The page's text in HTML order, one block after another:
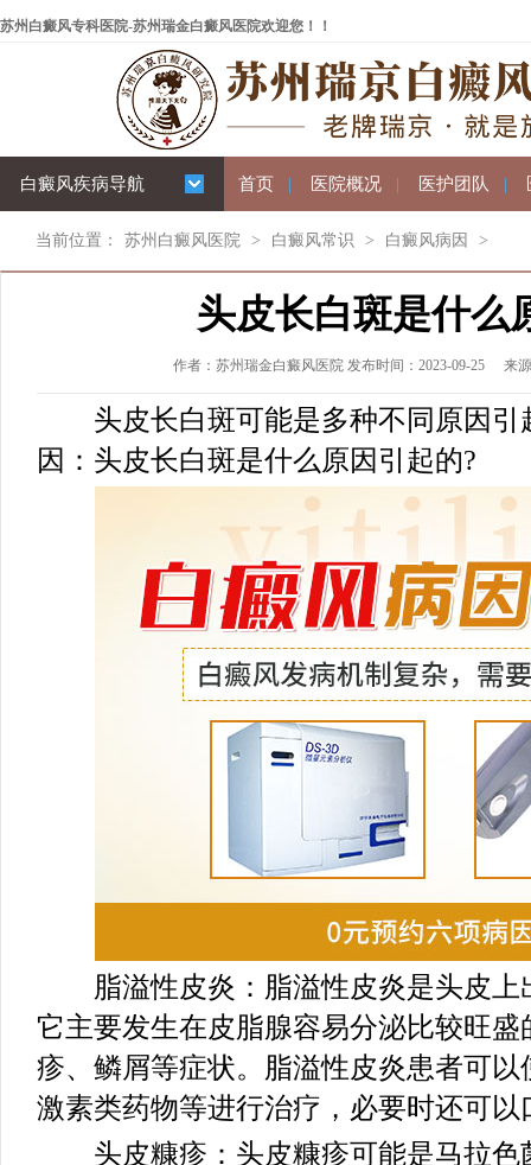
苏州白癜风专科医院-苏州瑞金白癜风医院欢迎您！！
白癜风疾病导航 首页 | 医院概况 | 医护团队 |
当前位置： 苏州白癜风医院 > 白癜风常识 > 白癜风病因 >
头皮长白斑是什么
作者：苏州瑞金白癜风医院 发布时间：2023-09-25 来
头皮长白斑可能是多种不同原因引
因：头皮长白斑是什么原因引起的?
脂溢性皮炎：脂溢性皮炎是头皮上
它主要发生在皮脂腺容易分泌比较旺
疹、鳞屑等症状。脂溢性皮炎患者可
激素类药物等进行治疗，必要时还可以
头皮糠疹：头皮糠疹可能是马拉色